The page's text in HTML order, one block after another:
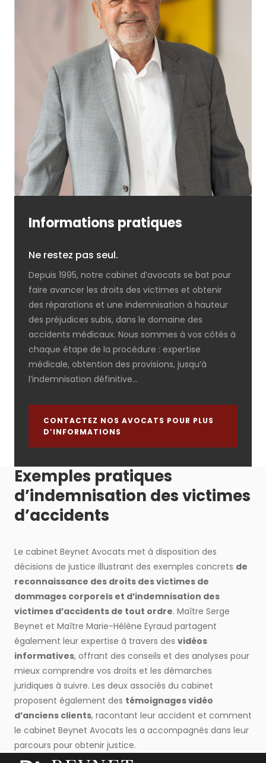
Informations pratiques
Ne restez pas seul.
Depuis 1995, notre cabinet d’avocats se bat pour
faire avancer les droits des victimes et obtenir
des réparations et une indemnisation à hauteur
des préjudices subis, dans le domaine des
accidents médicaux. Nous sommes à vos côtés à
chaque étape de la procédure : expertise
médicale, obtention des provisions, jusqu’à
l’indemnisation définitive…
CONTACTEZ NOS AVOCATS POUR PLUS
D’INFORMATIONS
Exemples pratiques
d’indemnisation des victimes
d’accidents
Le cabinet Beynet Avocats met à disposition des
décisions de justice illustrant des exemples concrets de
reconnaissance des droits des victimes de
dommages corporels et d’indemnisation des
victimes d’accidents de tout ordre. Maître Serge
Beynet et Maître Marie-Hélène Eyraud partagent
également leur expertise à travers des vidéos
informatives, offrant des conseils et des analyses pour
mieux comprendre vos droits et les démarches
juridiques à suivre. Les deux associés du cabinet
proposent également des témoignages vidéo
d’anciens clients, racontant leur accident et comment
le cabinet Beynet Avocats les a accompagnés dans leur
parcours pour obtenir justice.